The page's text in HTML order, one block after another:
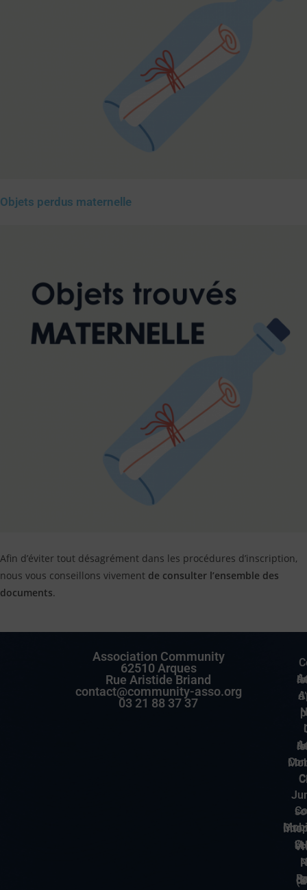
Objets perdus maternelle
Afin d’éviter tout désagrément dans les procédures d’inscription,
nous vous conseillons vivement de consulter l’ensemble des
documents.
Association Community
62510 Arques
Rue Aristide Briand
contact@community-asso.org
03 21 88 37 37
Mobilité et
Cultivons
Politique